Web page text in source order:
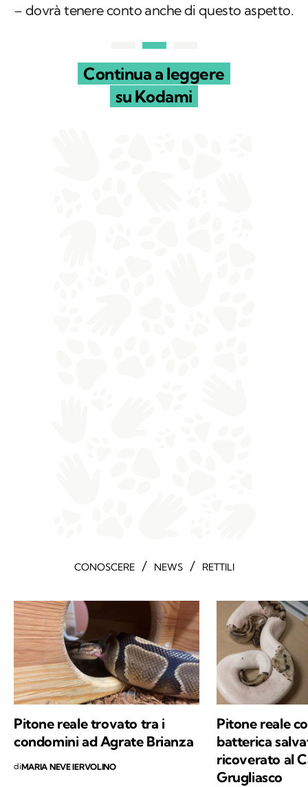
– dovrà tenere conto anche di questo aspetto.
Continua a leggere
su Kodami
CONOSCERE / NEWS / RETTILI
Pitone reale trovato tra i
condomini ad Agrate Brianza
diMARIA NEVE IERVOLINO
Pitone reale
batterica
ricoverato al
Grugliasco